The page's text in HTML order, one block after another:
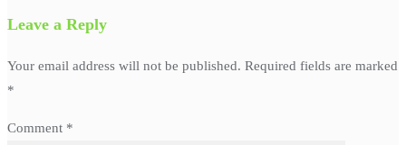
Leave a Reply
Your email address will not be published. Required fields are marked
*
Comment *